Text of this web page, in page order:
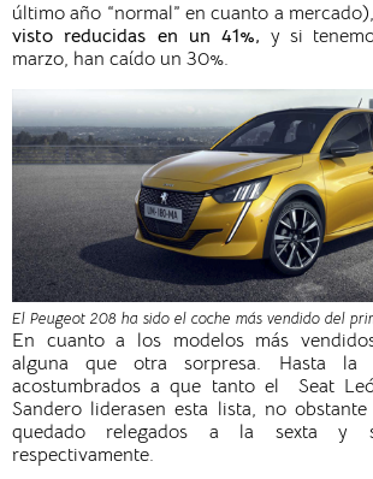
último año “normal” en cuanto a mercado),
visto reducidas en un 41%, y si
marzo, han caído un 30%.
El Peugeot 208 ha sido el coche más vendido del
En cuanto a los modelos más
alguna que otra sorpresa. Hasta la
acostumbrados a que tanto el Seat
Sandero liderasen esta lista, no
quedado relegados a la sexta y
respectivamente.